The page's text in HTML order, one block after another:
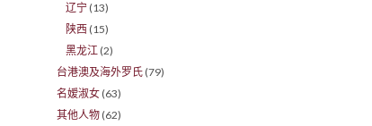
辽宁 (13)
陕西 (15)
黑龙江 (2)
台港澳及海外罗氏 (79)
名嫒淑女 (63)
其他人物 (62)